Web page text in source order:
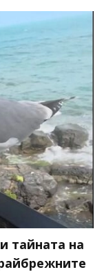
тайната на